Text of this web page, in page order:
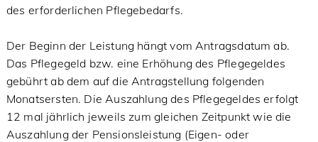
des erforderlichen Pflegebedarfs.
Der Beginn der Leistung hängt vom Antragsdatum ab.
Das Pflegegeld bzw. eine Erhöhung des Pflegegeldes
gebührt ab dem auf die Antragstellung folgenden
Monatsersten. Die Auszahlung des Pflegegeldes erfolgt
12 mal jährlich jeweils zum gleichen Zeitpunkt wie die
Auszahlung der Pensionsleistung (Eigen- oder